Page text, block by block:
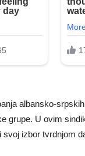
albansko-
grupe. U ovim
izbor tvrdnjom